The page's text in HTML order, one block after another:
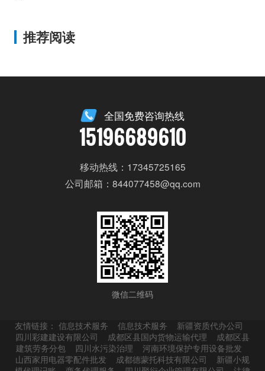
推荐阅读
全国免费咨询热线
15196689610
移动热线：17345725165
公司邮箱：844077458@qq.com
微信二维码
友情链接：信息技术服务 信息技术服务
新疆资质代办公司
四川彩建建设有限公司
成都区县国内货物运输代理
成都区县
建筑劳务分包
四川水污染治理
河南环境保护专用设备批发
山西家用电器零配件批发
成都德蒙托科技有限公司
新疆小规